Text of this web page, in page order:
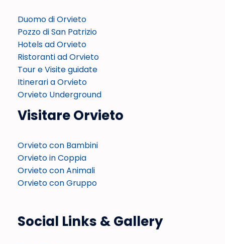
Duomo di Orvieto
Pozzo di San Patrizio
Hotels ad Orvieto
Ristoranti ad Orvieto
Tour e Visite guidate
Itinerari a Orvieto
Orvieto Underground
Visitare Orvieto
Orvieto con Bambini
Orvieto in Coppia
Orvieto con Animali
Orvieto con Gruppo
Social Links & Gallery